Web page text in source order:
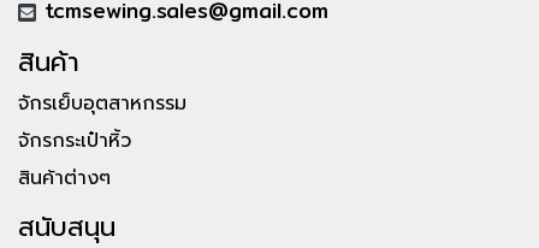
tcmsewing.sales@gmail.com
สินค้า
จักรเย็บอุตสาหกรรม
จักรกระเป๋าหิ้ว
สินค้าต่างๆ
สนับสนุน